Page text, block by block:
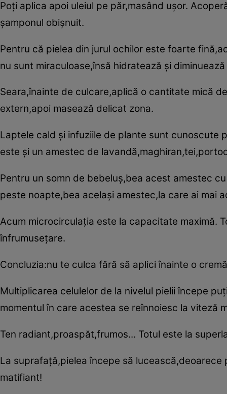
Poţi aplica apoi uleiul pe păr,masând uşor.
şamponul obişnuit.
Pentru că pielea din jurul ochilor este foarte
nu sunt miraculoase,însă hidratează şi
Seara,înainte de culcare,aplică o cantitate mică
extern,apoi masează delicat zona.
Laptele cald şi infuziile de plante sunt cunoscute
este şi un amestec de
Pentru un somn de bebeluş,bea acest amestec
peste noapte,bea acelaşi amestec,la care ai mai
Acum microcirculaţia este la capacitate maximă.
înfrumuseţare.
Concluzia:nu te culca fără să aplici înainte o
Multiplicarea celulelor de la nivelul pielii începe
momentul în care acestea se reînnoiesc la viteză
Ten radiant,proaspăt,frumos... Totul este la
La suprafaţă,pielea începe să
matifiant!